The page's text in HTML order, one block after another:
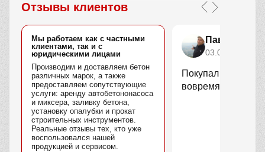
Отзывы клиентов
Мы работаем как с частными
клиентами, так и с
юридическими лицами
Производим и доставляем бетон
различных марок, а также
предоставляем сопутствующие
услуги: аренду автобетононасоса
и миксера, заливку бетона,
установку опалубки и прокат
строительных инструментов.
Реальные отзывы тех, кто уже
воспользовался нашей
продукцией и сервисом.
Павел
03.02.2026
Покупал кольца
вовремя,